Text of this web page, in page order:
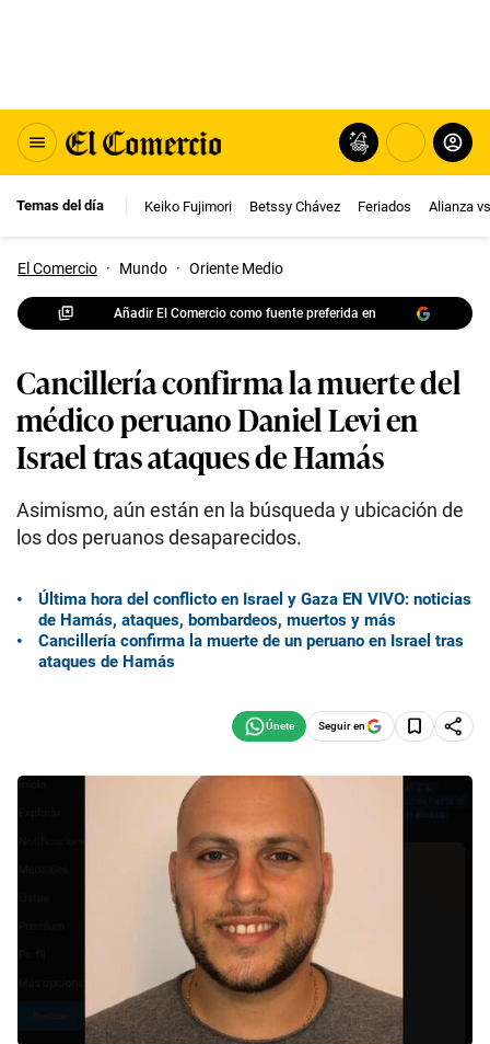
Temas del día Keiko Fujimori Betssy Chávez Feriados Alianza
El Comercio · Mundo · Oriente Medio
Añadir El Comercio como fuente preferida en
Cancillería confirma la muerte del
médico peruano Daniel Levi en
Israel tras ataques de Hamás
Asimismo, aún están en la búsqueda y ubicación de
los dos peruanos desaparecidos.
Última hora del conflicto en Israel y Gaza EN VIVO: noticias
de Hamás, ataques, bombardeos, muertos y más
Cancillería confirma la muerte de un peruano en Israel tras
ataques de Hamás
Seguir en